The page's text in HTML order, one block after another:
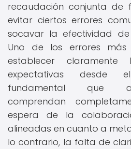
recaudación conjunta de
evitar ciertos errores
socavar la efectividad
Uno de los errores
establecer
expectativas desde
fundamental que
comprendan
espera de la
alineadas en cuanto a
lo contrario, la falta de